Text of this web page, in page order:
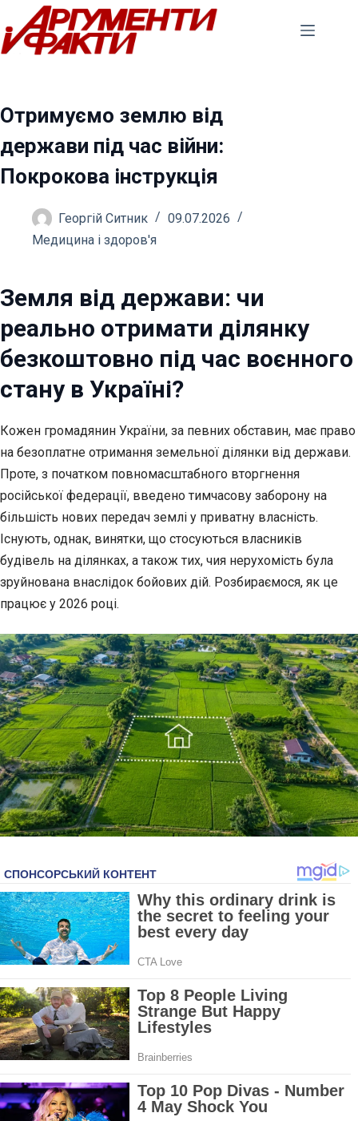
Перейти
до
вмісту
Отримуємо землю від
держави під час війни:
Покрокова інструкція
Георгій Ситник
09.07.2026
Медицина і здоров'я
Земля від держави: чи
реально отримати ділянку
безкоштовно під час воєнного
стану в Україні?
Кожен громадянин України, за певних обставин, має право
на безоплатне отримання земельної ділянки від держави.
Проте, з початком повномасштабного вторгнення
російської федерації, введено тимчасову заборону на
більшість нових передач землі у приватну власність.
Існують, однак, винятки, що стосуються власників
будівель на ділянках, а також тих, чия нерухомість була
зруйнована внаслідок бойових дій. Розбираємося, як це
працює у 2026 році.